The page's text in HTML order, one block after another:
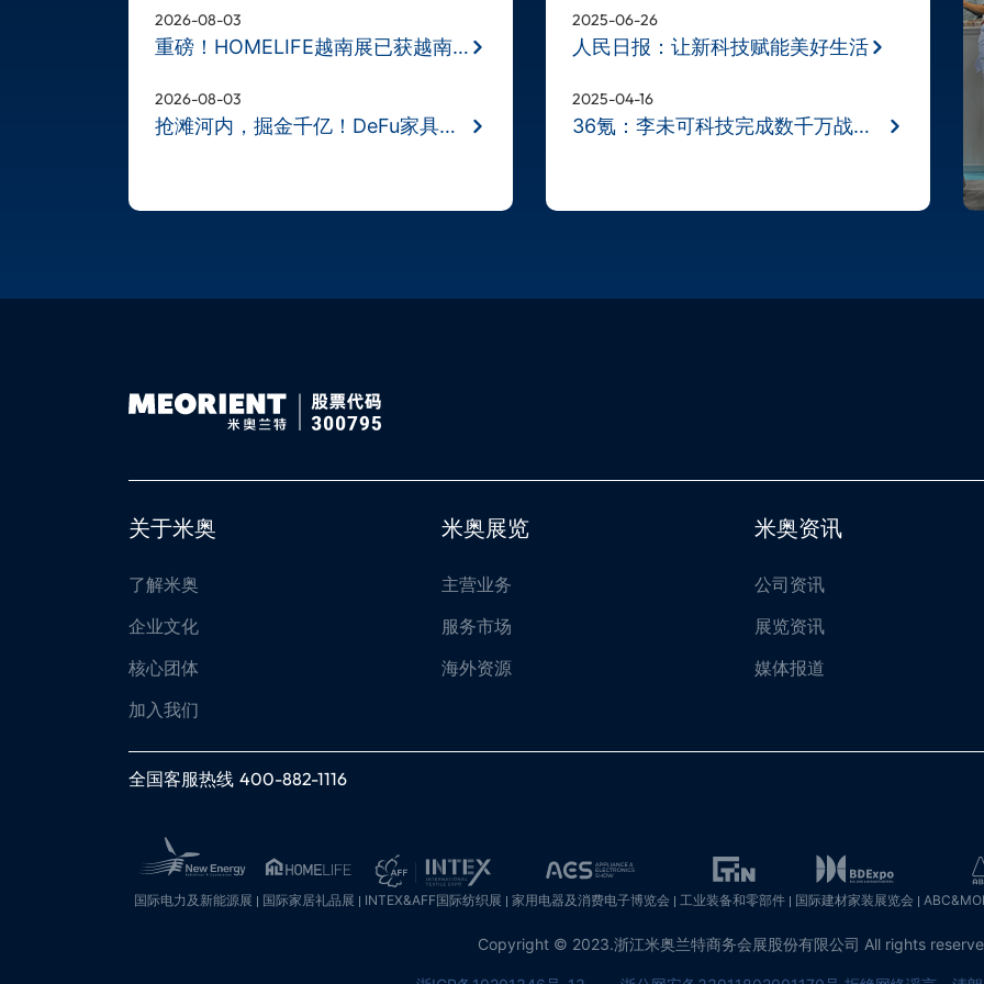
2026-08-03
重磅！HOMELIFE越南展已获越南财政部
2026-08-03
抢滩河内，掘金千亿！DeFu家具展11月
2025-06-26
人民日报：让新科技赋能美好生活
2025-04-16
36氪：李未可科技完成数千万战略融资
关于米奥
了解米奥
企业文化
核心团体
加入我们
米奥展览
主营业务
服务市场
海外资源
米奥资讯
公司资讯
展览资讯
媒体报道
全国客服热线 400-882-1116
国际电力及新能源展 国际家居礼品展 INTEX&AFF国际纺织展 家用电器及消费电子博览会 工业装备和零部件 国际建材家装展览会
Copyright © 2023.浙江米奥兰特商务会展股份有限公司 All rights